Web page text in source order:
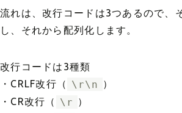
流れは、改行コードは3つあるので、
し、それから配列化します。
改行コードは3種類
・CRLF改行（
\r\n
）
・CR改行（
\r
）